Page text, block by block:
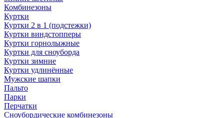
Комбинезоны
Куртки
Куртки 2 в 1 (подстежки)
Куртки виндстопперы
Куртки горнолыжные
Куртки для сноуборда
Куртки зимние
Куртки удлинённые
Мужские шапки
Пальто
Парки
Перчатки
Сноубордические комбинезоны